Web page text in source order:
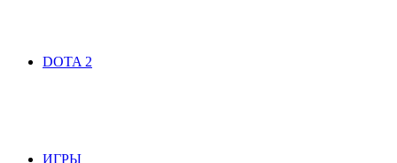
DOTA 2
ИГРЫ